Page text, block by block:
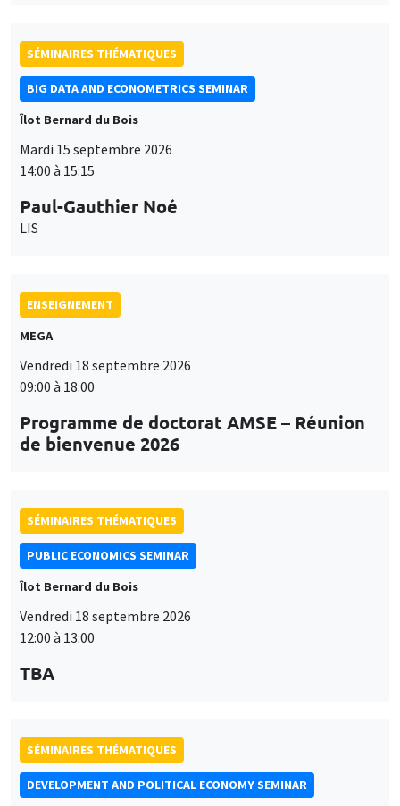
SÉMINAIRES THÉMATIQUES
BIG DATA AND ECONOMETRICS SEMINAR
Îlot Bernard du Bois
Mardi 15 septembre 2026
14:00 à 15:15
Paul-Gauthier Noé
LIS
ENSEIGNEMENT
MEGA
Vendredi 18 septembre 2026
09:00 à 18:00
Programme de doctorat AMSE – Réunion
de bienvenue 2026
SÉMINAIRES THÉMATIQUES
PUBLIC ECONOMICS SEMINAR
Îlot Bernard du Bois
Vendredi 18 septembre 2026
12:00 à 13:00
TBA
SÉMINAIRES THÉMATIQUES
DEVELOPMENT AND POLITICAL ECONOMY SEMINAR